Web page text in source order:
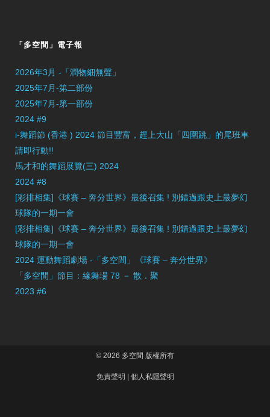
「多空間」電子報
2026年3月 -「潤物細無聲」
2025年7月-第二部份
2025年7月-第一部份
2024 #9
i-舞蹈節 (香港 ) 2024 節目豐富，趕上大山「四圍跳」的尾班車
請即行動!!
馬才和的舞蹈展覽(三) 2024
2024 #8
[彩排相集]《球賽 – 奔分世界》最後召集 ! 別錯過跟史上最夢幻
球隊的一期一會
[彩排相集]《球賽 – 奔分世界》最後召集 ! 別錯過跟史上最夢幻
球隊的一期一會
2024 運動舞蹈劇場 -「多空間」《球賽 – 奔分世界》
「多空間」節目：緣舞場 78 － 散．聚
2023 #6
© 2026 多空間 版權所有
免責聲明 | 個人私隱聲明